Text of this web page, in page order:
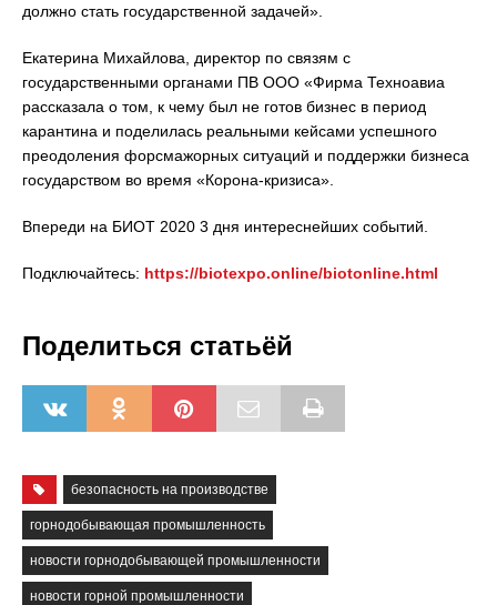
должно стать государственной задачей».
Екатерина Михайлова, директор по связям с
государственными органами ПВ ООО «Фирма Техноавиа
рассказала о том, к чему был не готов бизнес в период
карантина и поделилась реальными кейсами успешного
преодоления форсмажорных ситуаций и поддержки бизнеса
государством во время «Корона-кризиса».
Впереди на БИОТ 2020 3 дня интереснейших событий.
Подключайтесь: https://biotexpo.online/biotonline.html
Поделиться статьёй
безопасность на производстве
горнодобывающая промышленность
новости горнодобывающей промышленности
новости горной промышленности